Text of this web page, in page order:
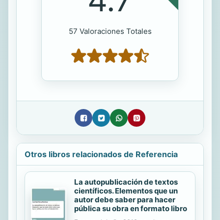
57 Valoraciones Totales
Otros libros relacionados de Referencia
La autopublicación de textos
científicos. Elementos que un
autor debe saber para hacer
pública su obra en formato libro